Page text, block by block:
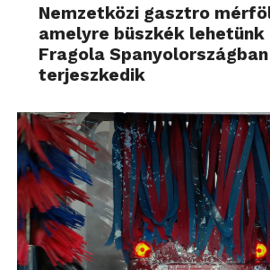
Nemzetközi gasztro
amelyre büszkék lehetünk
Fragola Spanyolországban
terjeszkedik